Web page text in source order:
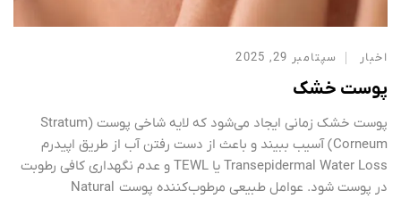
اخبار سپتامبر 29, 2025
پوست خشک
پوست خشک زمانی ایجاد می‌شود که لایه شاخی پوست (Stratum
Corneum) آسیب ببیند و باعث از دست رفتن آب از طریق اپیدرم
Transepidermal Water Loss یا TEWL و عدم نگهداری کافی رطوبت
در پوست شود. عوامل طبیعی مرطوب‌کننده پوست Natural